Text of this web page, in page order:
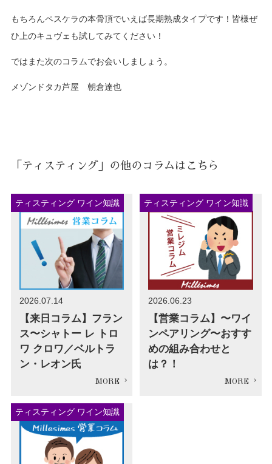
もちろんペスケラの本骨頂でいえば長期熟成タイプです！皆様ぜ
ひ上のキュヴェも試してみてください！
ではまた次のコラムでお会いしましょう。
メゾンドタカ芦屋 朝倉達也
「ティスティング」の他のコラムはこちら
ティスティング ワイン知識
2026.07.14
【来日コラム】フラン
ス〜シャトー レ トロ
ワ クロワ／ベルトラ
ン・レオン氏
ティスティング ワイン知識
2026.06.23
【営業コラム】〜ワイ
ンペアリング〜おすす
めの組み合わせと
は？！
ティスティング ワイン知識